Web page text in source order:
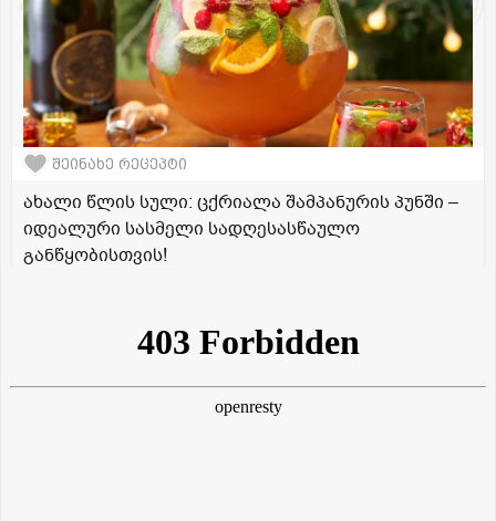
შეინახე რეცეპტი
ახალი წლის სული: ცქრიალა შამპანურის პუნში –
იდეალური სასმელი სადღესასწაულო
განწყობისთვის!